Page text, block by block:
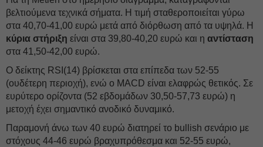
βελτιούμενα τεχνικά σήματα. Η τιμή σταθεροποιείται γύρω
στα 40,70-41,00 ευρώ μετά από διόρθωση από τα υψηλά. Η
κύρια στήριξη είναι στα 39,80-40,20 ευρώ και η αντίσταση
στα 41,50-42,00 ευρώ.
Ο δείκτης RSI(14) βρίσκεται στα επίπεδα των 52-55
(ουδέτερη περιοχή), ενώ ο MACD είναι ελαφρώς θετικός. Σε
ευρύτερο ορίζοντα (52 εβδομάδων 30,50-57,73 ευρώ) η
μετοχή έχει σημαντικό ανοδικό δυναμικό.
Παραμονή άνω των 40 ευρώ διατηρεί το bullish σενάριο με
στόχους 44-46 ευρώ βραχυπρόθεσμα και 52-55 ευρώ,